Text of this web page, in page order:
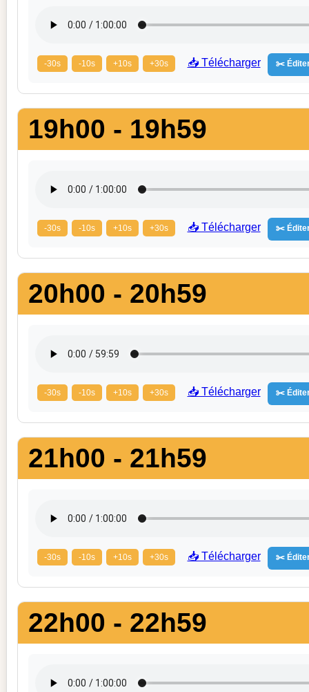
-30s -10s +10s +30s 📥 Télécharger ✂️
19h00 - 19h59
-30s -10s +10s +30s 📥 Télécharger ✂️
20h00 - 20h59
-30s -10s +10s +30s 📥 Télécharger ✂️
21h00 - 21h59
-30s -10s +10s +30s 📥 Télécharger ✂️
22h00 - 22h59